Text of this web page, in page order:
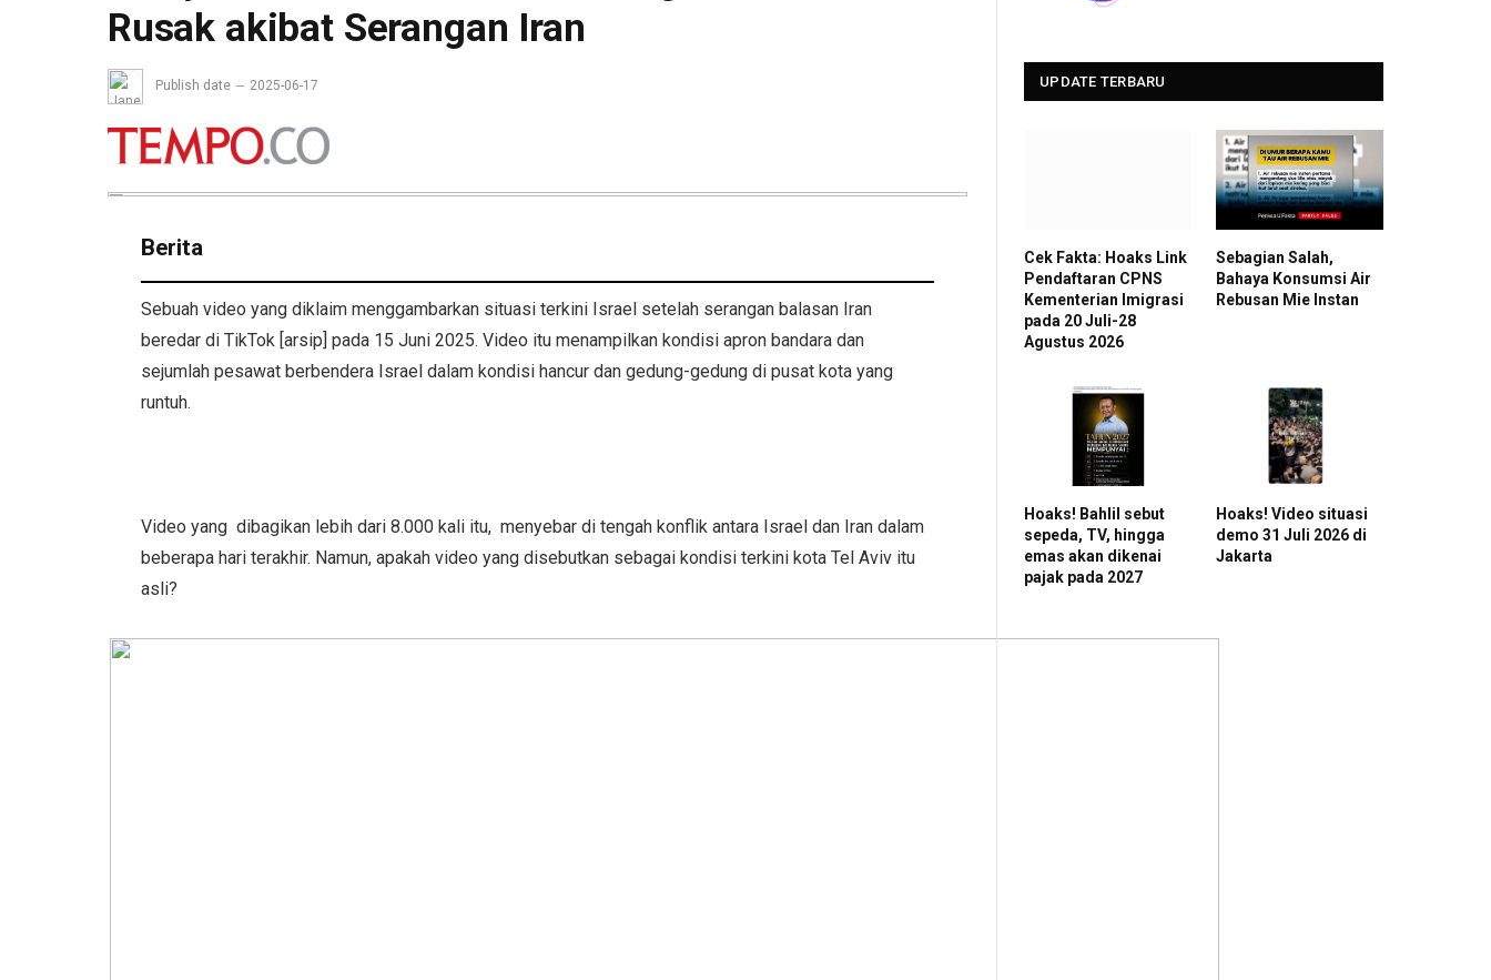
Rusak akibat Serangan Iran
Publish date 2025-06-17
Berita
Sebuah video yang diklaim menggambarkan situasi terkini Israel setelah serangan balasan Iran
beredar di TikTok [arsip] pada 15 Juni 2025. Video itu menampilkan kondisi apron bandara dan
sejumlah pesawat berbendera Israel dalam kondisi hancur dan gedung-gedung di pusat kota yang
runtuh.
Video yang dibagikan lebih dari 8.000 kali itu, menyebar di tengah konflik antara Israel dan Iran dalam
beberapa hari terakhir. Namun, apakah video yang disebutkan sebagai kondisi terkini kota Tel Aviv itu
asli?
UPDATE TERBARU
Cek Fakta: Hoaks Link
Pendaftaran CPNS
Kementerian Imigrasi
pada 20 Juli-28
Agustus 2026
Sebagian Salah,
Bahaya Konsumsi Air
Rebusan Mie Instan
Hoaks! Bahlil sebut
sepeda, TV, hingga
emas akan dikenai
pajak pada 2027
Hoaks! Video situasi
demo 31 Juli 2026 di
Jakarta